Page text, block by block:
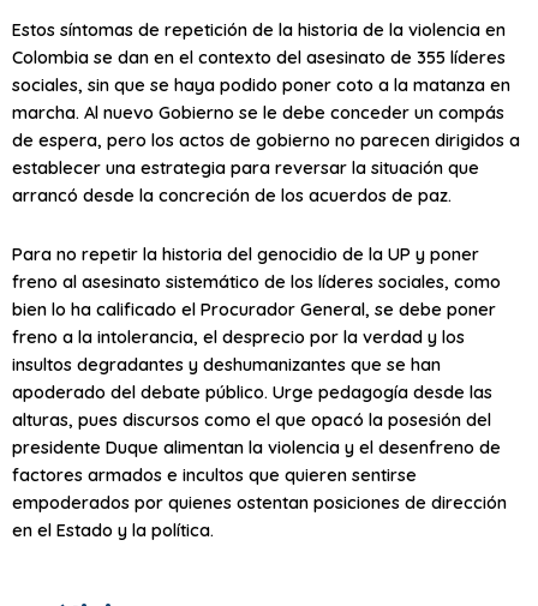
Estos síntomas de repetición de la historia de la violencia en
Colombia se dan en el contexto del asesinato de 355 líderes
sociales, sin que se haya podido poner coto a la matanza en
marcha. Al nuevo Gobierno se le debe conceder un compás
de espera, pero los actos de gobierno no parecen dirigidos a
establecer una estrategia para reversar la situación que
arrancó desde la concreción de los acuerdos de paz.
Para no repetir la historia del genocidio de la UP y poner
freno al asesinato sistemático de los líderes sociales, como
bien lo ha calificado el Procurador General, se debe poner
freno a la intolerancia, el desprecio por la verdad y los
insultos degradantes y deshumanizantes que se han
apoderado del debate público. Urge pedagogía desde las
alturas, pues discursos como el que opacó la posesión del
presidente Duque alimentan la violencia y el desenfreno de
factores armados e incultos que quieren sentirse
empoderados por quienes ostentan posiciones de dirección
en el Estado y la política.